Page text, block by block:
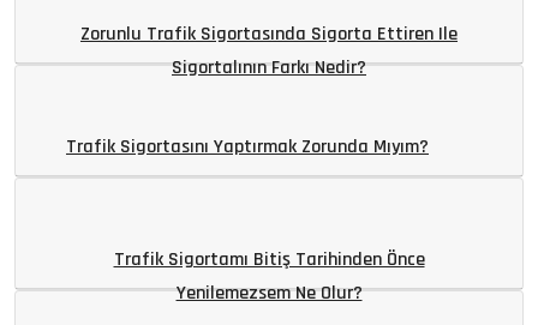
Zorunlu Trafik Sigortasında Sigorta Ettiren Ile
Sigortalının Farkı Nedir?
Trafik Sigortasını Yaptırmak Zorunda Mıyım?
Trafik Sigortamı Bitiş Tarihinden Önce
Yenilemezsem Ne Olur?